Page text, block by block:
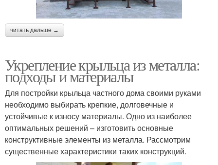
читать дальше →
Укрепление крыльца из металла:
подходы и материалы
Для постройки крыльца частного дома своими руками
необходимо выбирать крепкие, долговечные и
устойчивые к износу материалы. Одно из наиболее
оптимальных решений – изготовить основные
конструктивные элементы из металла. Рассмотрим
существенные характеристики таких конструкций.